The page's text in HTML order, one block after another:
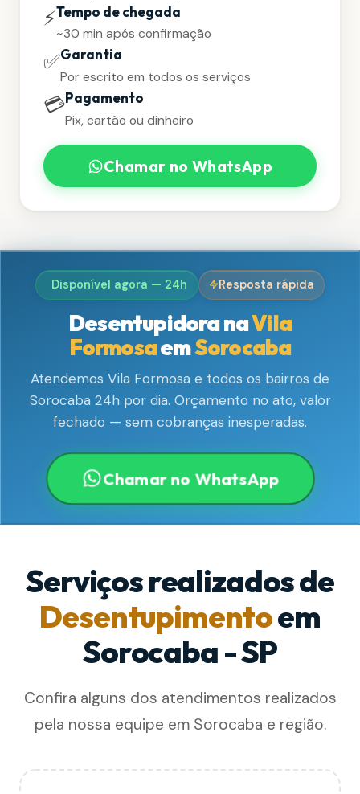
⚡Tempo de chegada
~30 min após confirmação
✅Garantia
Por escrito em todos os serviços
💳Pagamento
Pix, cartão ou dinheiro
Chamar no WhatsApp
Disponível agora — 24h Resposta rápida
Desentupidora naVila
FormosaemSorocaba
Atendemos Vila Formosa e todos os bairros de
Sorocaba 24h por dia. Orçamento no ato, valor
fechado — sem cobranças inesperadas.
Chamar no WhatsApp
Serviços realizados de
Desentupimentoem
Sorocaba - SP
Confira alguns dos atendimentos realizados
pela nossa equipe em Sorocaba e região.